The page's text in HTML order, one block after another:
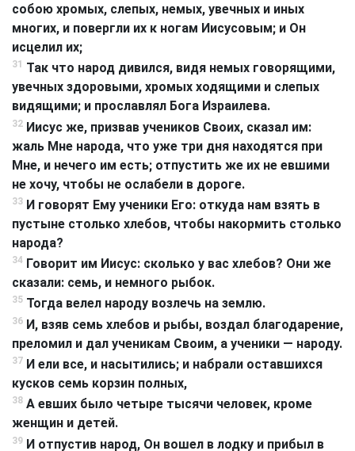
собою хромых, слепых, немых, увечных и иных
многих, и повергли их к ногам Иисусовым; и Он
исцелил их;
31 Так что народ дивился, видя немых говорящими,
увечных здоровыми, хромых ходящими и слепых
видящими; и прославлял Бога Израилева.
32 Иисус же, призвав учеников Своих, сказал им:
жаль Мне народа, что уже три дня находятся при
Мне, и нечего им есть; отпустить же их не евшими
не хочу, чтобы не ослабели в дороге.
33 И говорят Ему ученики Его: откуда нам взять в
пустыне столько хлебов, чтобы накормить столько
народа?
34 Говорит им Иисус: сколько у вас хлебов? Они же
сказали: семь, и немного рыбок.
35 Тогда велел народу возлечь на землю.
36 И, взяв семь хлебов и рыбы, воздал благодарение,
преломил и дал ученикам Своим, а ученики — народу.
37 И ели все, и насытились; и набрали оставшихся
кусков семь корзин полных,
38 А евших было четыре тысячи человек, кроме
женщин и детей.
39 И отпустив народ, Он вошел в лодку и прибыл в